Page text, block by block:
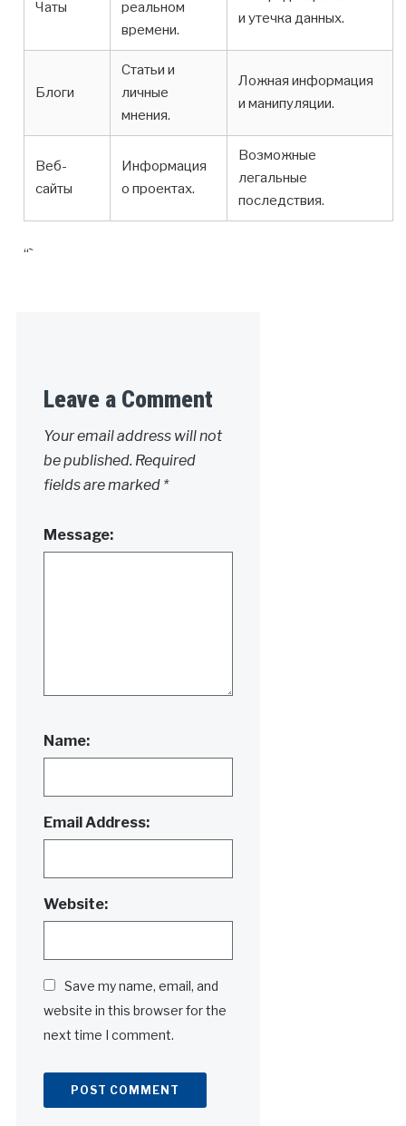
Чаты
реальном
времени.
и утечка данных.
Блоги
Статьи и
личные
мнения.
Ложная информация
и манипуляции.
Веб-
сайты
Информация
о проектах.
Возможные
легальные
последствия.
“`
Leave a Comment
Your email address will not
be published. Required
fields are marked *
Message:
Name:
Email Address:
Website:
Save my name, email, and
website in this browser for the
next time I comment.